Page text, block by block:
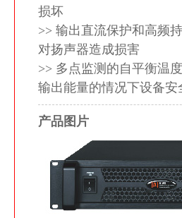
损坏
>> 输出直流保护和高频
对扬声器造成损害
>> 多点监测的自平衡温
输出能量的情况下设备安
产品图片